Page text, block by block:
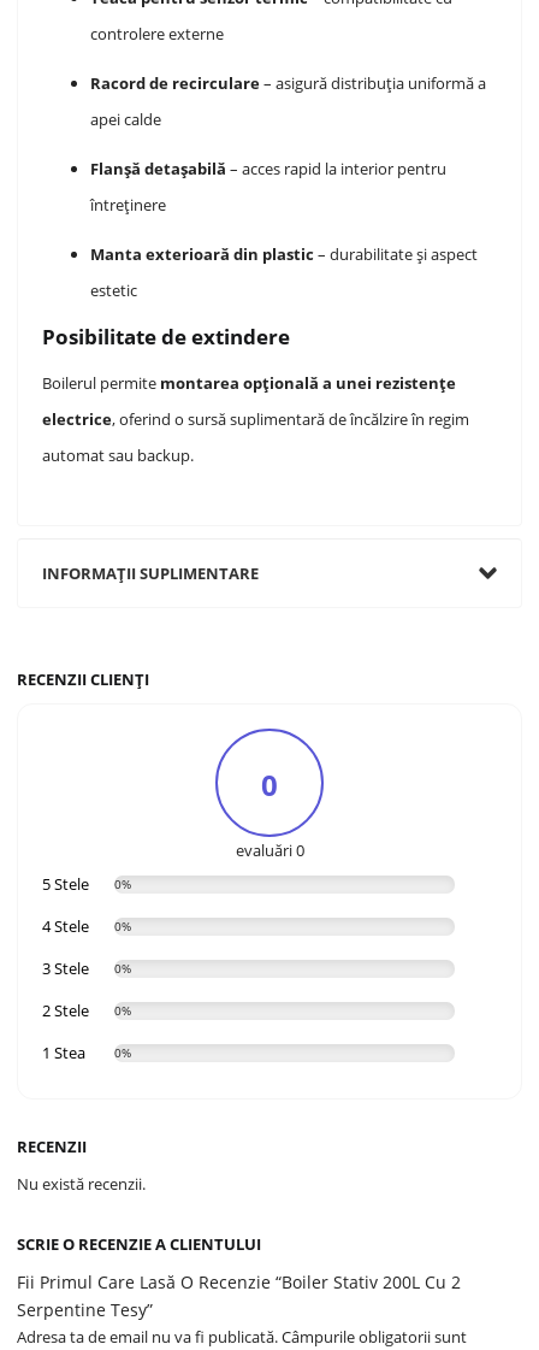
controlere externe
Racord de recirculare– asigură distribuția uniformă a
apei calde
Flanșă detașabilă – acces rapid la interior pentru
întreținere
Manta exterioară din plastic– durabilitate și aspect
estetic
Posibilitate de extindere
Boilerul permite montarea opțională a unei rezistențe
electrice, oferind o sursă suplimentară de încălzire în regim
automat sau backup.
INFORMAȚII SUPLIMENTARE
RECENZII CLIENȚI
0
evaluări 0
5 Stele
0%
4 Stele 0%
3 Stele 0%
2 Stele 0%
1 Stea 0%
RECENZII
Nu există recenzii.
SCRIE O RECENZIE A CLIENTULUI
Fii Primul Care Lasă O Recenzie “Boiler Stativ 200L Cu 2
Serpentine Tesy”
Adresa ta de email nu va fi publicată.Câmpurile obligatorii sunt